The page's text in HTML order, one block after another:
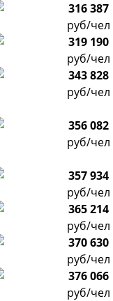
316 387
руб/чел
319 190
руб/чел
343 828
руб/чел
356 082
руб/чел
357 934
руб/чел
365 214
руб/чел
370 630
руб/чел
376 066
руб/чел